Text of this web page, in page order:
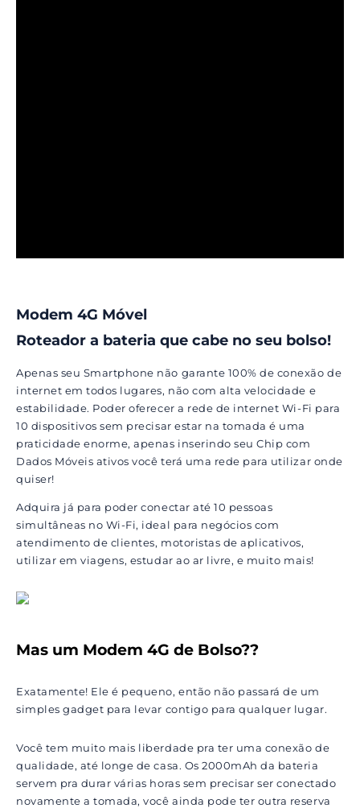
Modem 4G Móvel
Roteador a bateria que cabe no seu bolso!
Apenas seu Smartphone não garante 100% de conexão de
internet em todos lugares, não com alta velocidade e
estabilidade. Poder oferecer a rede de internet Wi-Fi para
10 dispositivos sem precisar estar na tomada é uma
praticidade enorme, apenas inserindo seu Chip com
Dados Móveis ativos você terá uma rede para utilizar onde
quiser!
Adquira já para poder conectar até 10 pessoas
simultâneas no Wi-Fi, ideal para negócios com
atendimento de clientes, motoristas de aplicativos,
utilizar em viagens, estudar ao ar livre, e muito mais!
Mas um Modem 4G de Bolso??
Exatamente! Ele é pequeno, então não passará de um
simples gadget para levar contigo para qualquer lugar.
Você tem muito mais liberdade pra ter uma conexão de
qualidade, até longe de casa. Os 2000mAh da bateria
servem pra durar várias horas sem precisar ser conectado
novamente a tomada, você ainda pode ter outra reserva